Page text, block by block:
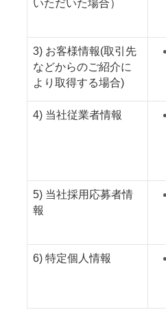
いただいた場合）
3) お客様情報(取引先
などからのご紹介に
より取得する場合)
4) 当社従業者情報
5) 当社採用応募者情
報
6) 特定個人情報